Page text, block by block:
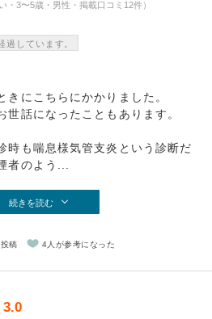
・3〜5歳・男性・掲載口コミ12件）
過しています。
にこちらにかかりました。
世話になったこともあります。
時も喘息様気管支炎という診断だ
者のよう...
続きを読む
稿 4人が参考になった
3.0